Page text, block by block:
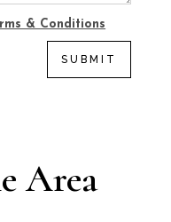
& Conditions
SUBMIT
Area